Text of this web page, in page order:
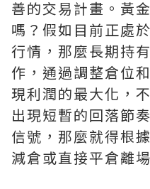
善的交易計畫。黃
嗎？假如目前正處
行情，那麼長期持
作，通過調整倉位
現利潤的最大化，
出現短暫的回落節
信號，那麼就得根
減倉或直接平倉離場